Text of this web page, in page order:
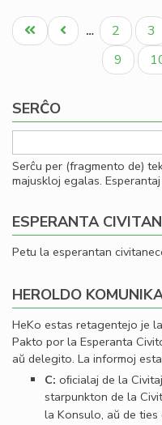
Pagination
Unua
paĝo
Antaŭa
paĝo
… Paĝo
2 3
Paĝo
9
SERĈO
Serĉu per (fragmento de)
majuskloj egalas.
ESPERANTA
Petu la esperantan
HEROLDO
HeKo estas retagentejo je
Pakto por la Esperanta
aŭ delegito. La informoj
C: oﬁcialaj de la
starpunkton de la
la Konsulo, aŭ de